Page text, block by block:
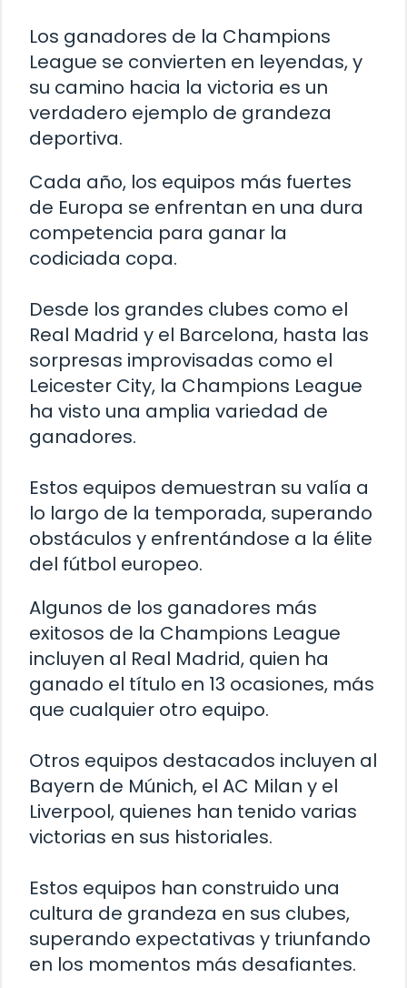
Los ganadores de la Champions
League se convierten en leyendas, y
su camino hacia la victoria es un
verdadero ejemplo de grandeza
deportiva.
Cada año, los equipos más fuertes
de Europa se enfrentan en una dura
competencia para ganar la
codiciada copa.
Desde los grandes clubes como el
Real Madrid y el Barcelona, hasta las
sorpresas improvisadas como el
Leicester City, la Champions League
ha visto una amplia variedad de
ganadores.
Estos equipos demuestran su valía a
lo largo de la temporada, superando
obstáculos y enfrentándose a la élite
del fútbol europeo.
Algunos de los ganadores más
exitosos de la Champions League
incluyen al Real Madrid, quien ha
ganado el título en 13 ocasiones, más
que cualquier otro equipo.
Otros equipos destacados incluyen al
Bayern de Múnich, el AC Milan y el
Liverpool, quienes han tenido varias
victorias en sus historiales.
Estos equipos han construido una
cultura de grandeza en sus clubes,
superando expectativas y triunfando
en los momentos más desafiantes.